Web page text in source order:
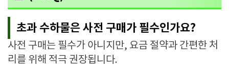
초과 수하물은 사전 구매가 필수인가요?
사전 구매는 필수가 아니지만, 요금 절약과 간편한 처
리를 위해 적극 권장됩니다.